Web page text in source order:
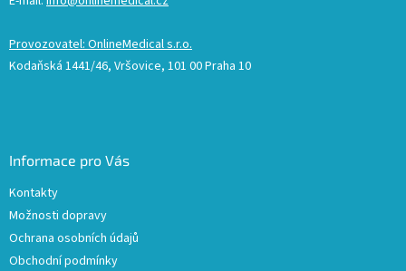
Provozovatel: OnlineMedical s.r.o.
Kodaňská 1441/46, Vršovice, 101 00 Praha 10
Informace pro Vás
Kontakty
Možnosti dopravy
Ochrana osobních údajů
Obchodní podmínky